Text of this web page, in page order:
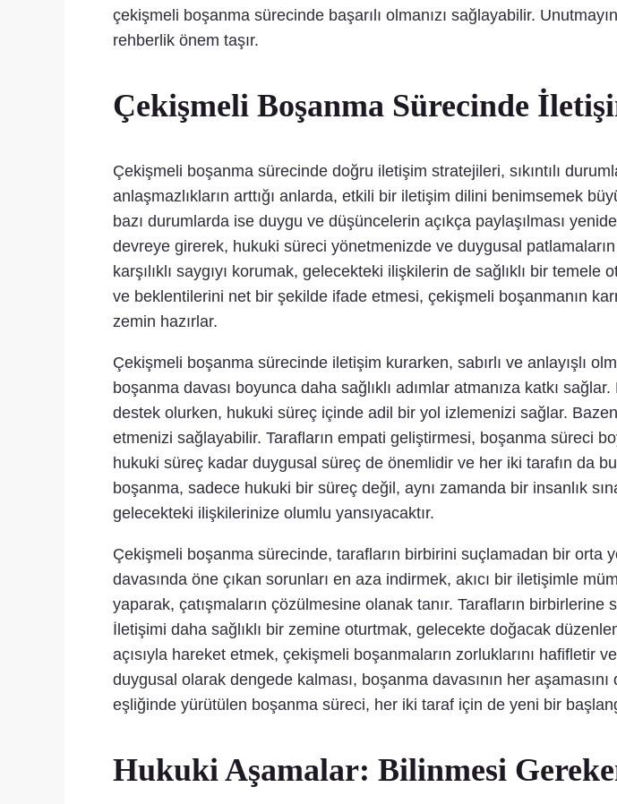
çekişmeli boşanma sürecinde başarılı olmanızı sağlayabilir.
rehberlik önem taşır.
Çekişmeli Boşanma Sürecinde
Çekişmeli boşanma sürecinde doğru iletişim stratejileri, sıkıntılı
anlaşmazlıkların arttığı anlarda, etkili bir iletişim dilini benimsemek
bazı durumlarda ise duygu ve düşüncelerin açıkça paylaşılması
devreye girerek, hukuki süreci yönetmenizde ve duygusal
karşılıklı saygıyı korumak, gelecekteki ilişkilerin de sağlıklı bir
ve beklentilerini net bir şekilde ifade etmesi, çekişmeli boşanmanın
zemin hazırlar.
Çekişmeli boşanma sürecinde iletişim kurarken, sabırlı ve anlayışlı
boşanma davası boyunca daha sağlıklı adımlar atmanıza katkı
destek olurken, hukuki süreç içinde adil bir yol izlemenizi sağlar.
etmenizi sağlayabilir. Tarafların empati geliştirmesi, boşanma süreci
hukuki süreç kadar duygusal süreç de önemlidir ve her iki tarafın da
boşanma, sadece hukuki bir süreç değil, aynı zamanda bir insanlık
gelecekteki ilişkilerinize olumlu yansıyacaktır.
Çekişmeli boşanma sürecinde, tarafların birbirini suçlamadan bir orta
davasında öne çıkan sorunları en aza indirmek, akıcı bir iletişimle
yaparak, çatışmaların çözülmesine olanak tanır. Tarafların birbirlerine
İletişimi daha sağlıklı bir zemine oturtmak, gelecekte doğacak
açısıyla hareket etmek, çekişmeli boşanmaların zorluklarını hafifletir
duygusal olarak dengede kalması, boşanma davasının her
eşliğinde yürütülen boşanma süreci, her iki taraf için de yeni bir
Hukuki Aşamalar: Bilinmesi